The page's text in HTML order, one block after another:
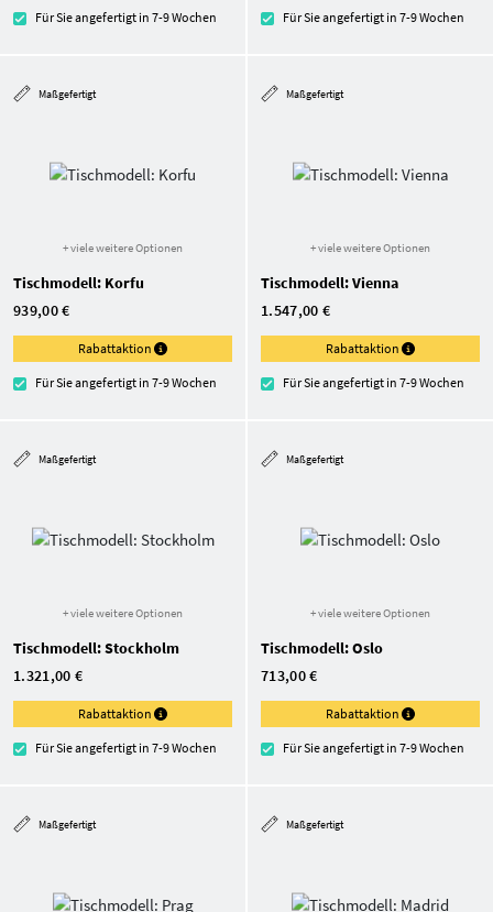
Für Sie angefertigt in 7-9 Wochen Für Sie angefertigt in 7-9 Wochen
Maßgefertigt
+ viele weitere Optionen
Tischmodell: Korfu
939,00 €
Rabattaktion
Für Sie angefertigt in 7-9 Wochen
Maßgefertigt
+ viele weitere Optionen
Tischmodell: Vienna
1.547,00 €
Rabattaktion
Für Sie angefertigt in 7-9 Wochen
Maßgefertigt
+ viele weitere Optionen
Tischmodell: Stockholm
1.321,00 €
Rabattaktion
Für Sie angefertigt in 7-9 Wochen
Maßgefertigt
+ viele weitere Optionen
Tischmodell: Oslo
713,00 €
Rabattaktion
Für Sie angefertigt in 7-9 Wochen
Maßgefertigt Maßgefertigt